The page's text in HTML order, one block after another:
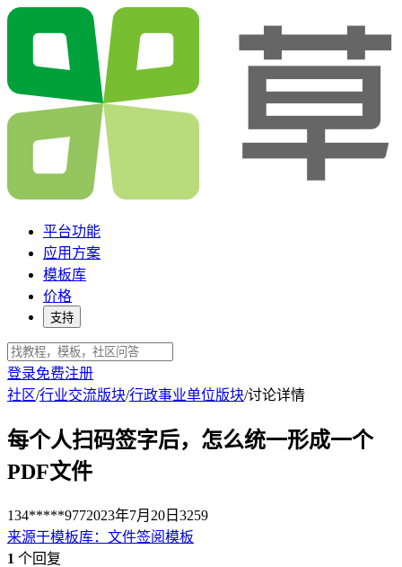
平台功能
应用方案
模板库
价格
支持
登录免费注册
社区/行业交流版块/行政事业单位版块/讨论详情
每个人扫码签字后，怎么统一形成一个
PDF文件
134*****9772023年7月20日 3259
来源于模板库： 文件签阅模板
1 个回复